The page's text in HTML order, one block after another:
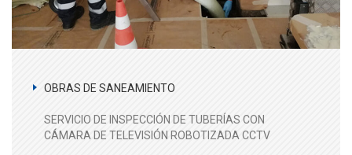
OBRAS DE SANEAMIENTO
SERVICIO DE INSPECCIÓN DE TUBERÍAS CON
CÁMARA DE TELEVISIÓN ROBOTIZADA CCTV